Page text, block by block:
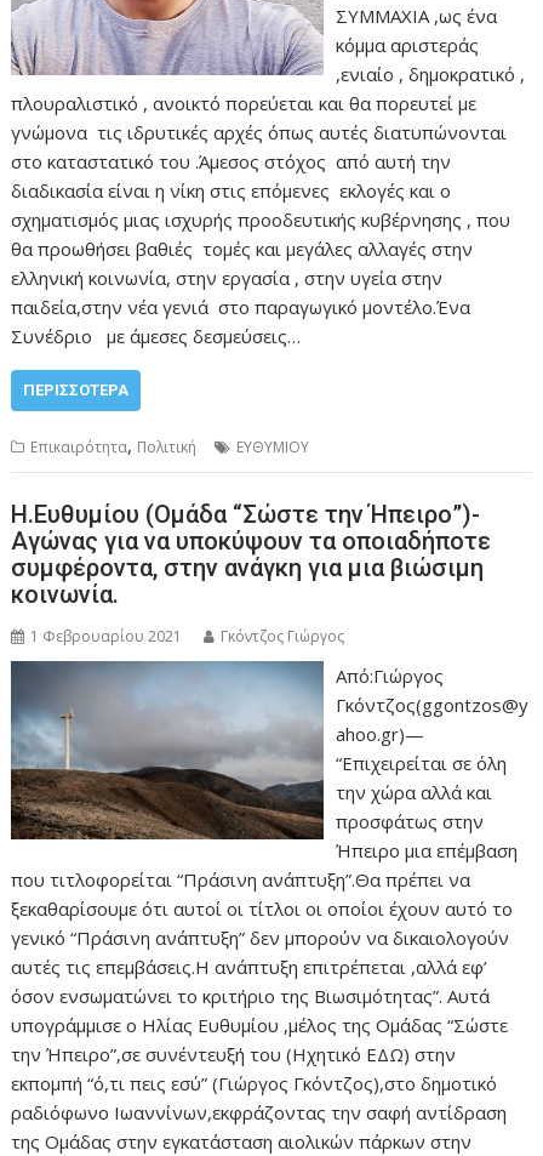
ΣΥΜΜΑΧΙΑ ,ως ένα
κόμμα αριστεράς
,ενιαίο , δημοκρατικό ,
πλουραλιστικό , ανοικτό πορεύεται και θα πορευτεί με
γνώμονα τις ιδρυτικές αρχές όπως αυτές διατυπώνονται
στο καταστατικό του .Άμεσος στόχος από αυτή την
διαδικασία είναι η νίκη στις επόμενες εκλογές και ο
σχηματισμός μιας ισχυρής προοδευτικής κυβέρνησης , που
θα προωθήσει βαθιές τομές και μεγάλες αλλαγές στην
ελληνική κοινωνία, στην εργασία , στην υγεία στην
παιδεία,στην νέα γενιά στο παραγωγικό μοντέλο.Ένα
Συνέδριο με άμεσες δεσμεύσεις…
ΠΕΡΙΣΣΌΤΕΡΑ
Επικαιρότητα, Πολιτική ΕΥΘΥΜΙΟΥ
Η.Ευθυμίου (Ομάδα “Σώστε την Ήπειρο”)-
Αγώνας για να υποκύψουν τα οποιαδήποτε
συμφέροντα, στην ανάγκη για μια βιώσιμη
κοινωνία.
1 Φεβρουαρίου 2021 Γκόντζος Γιώργος
Από:Γιώργος
Γκόντζος(ggontzos@y
ahoo.gr)—
“Επιχειρείται σε όλη
την χώρα αλλά και
προσφάτως στην
Ήπειρο μια επέμβαση
που τιτλοφορείται “Πράσινη ανάπτυξη”.Θα πρέπει να
ξεκαθαρίσουμε ότι αυτοί οι τίτλοι οι οποίοι έχουν αυτό το
γενικό “Πράσινη ανάπτυξη” δεν μπορούν να δικαιολογούν
αυτές τις επεμβάσεις.Η ανάπτυξη επιτρέπεται ,αλλά εφ’
όσον ενσωματώνει το κριτήριο της Βιωσιμότητας”. Αυτά
υπογράμμισε ο Ηλίας Ευθυμίου ,μέλος της Ομάδας “Σώστε
την Ήπειρο”,σε συνέντευξή του (Ηχητικό ΕΔΩ) στην
εκπομπή “ό,τι πεις εσύ” (Γιώργος Γκόντζος),στο δημοτικό
ραδιόφωνο Ιωαννίνων,εκφράζοντας την σαφή αντίδραση
της Ομάδας στην εγκατάσταση αιολικών πάρκων στην